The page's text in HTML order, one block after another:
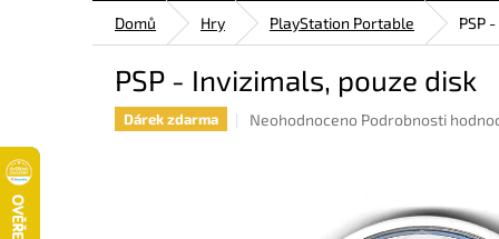
Domů Hry PlayStation Portable PSP
PSP - Invizimals, pouze disk
Dárek zdarma
Průměrné
Neohodnoceno Podrobnosti